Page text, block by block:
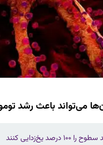
می‌تواند باعث رشد
کنند